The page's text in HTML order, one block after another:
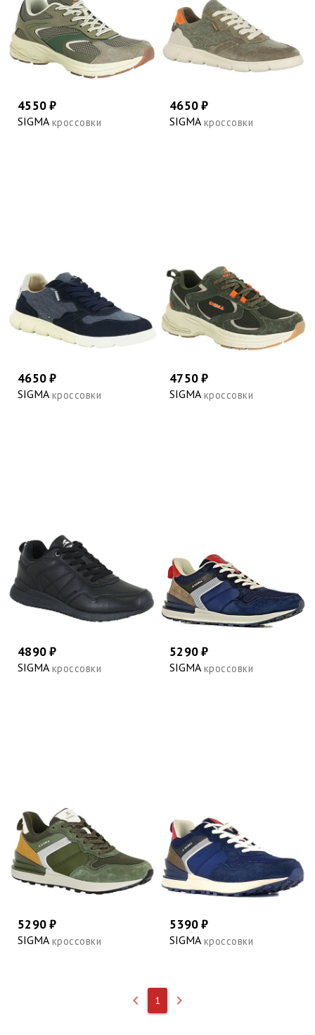
4550 ₽
SIGMA кроссовки
4650 ₽
SIGMA кроссовки
4650 ₽
SIGMA кроссовки
4750 ₽
SIGMA кроссовки
4890 ₽
SIGMA кроссовки
5290 ₽
SIGMA кроссовки
5290 ₽
SIGMA кроссовки
5390 ₽
SIGMA кроссовки
keyboard_arrow_left 1 keyboard_arrow_right